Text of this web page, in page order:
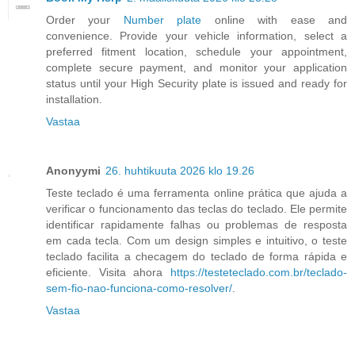
Order your Number plate online with ease and
convenience. Provide your vehicle information, select a
preferred fitment location, schedule your appointment,
complete secure payment, and monitor your application
status until your High Security plate is issued and ready for
installation.
Vastaa
Anonyymi 26. huhtikuuta 2026 klo 19.26
Teste teclado é uma ferramenta online prática que ajuda a
verificar o funcionamento das teclas do teclado. Ele permite
identificar rapidamente falhas ou problemas de resposta
em cada tecla. Com um design simples e intuitivo, o teste
teclado facilita a checagem do teclado de forma rápida e
eficiente. Visita ahora https://testeteclado.com.br/teclado-
sem-fio-nao-funciona-como-resolver/
Vastaa